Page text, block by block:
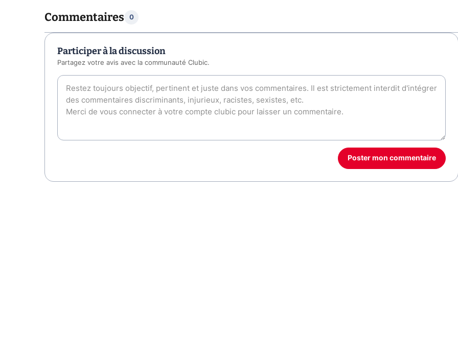
Commentaires 0
Participer à la discussion
Partagez votre avis avec la communauté Clubic.
Poster mon commentaire